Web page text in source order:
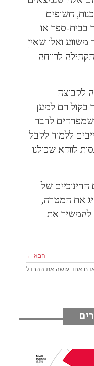
חשופים
בבית-ספר או
משווע ואלו שאין
לרווחה
לקבוצה
בקול רם למען
שמפחדים לדבר
ללמוד לקבל
לוודא שכולנו
של
את המטרה,
להמשיך את
הבא ←
אחד עושה את ההבדל